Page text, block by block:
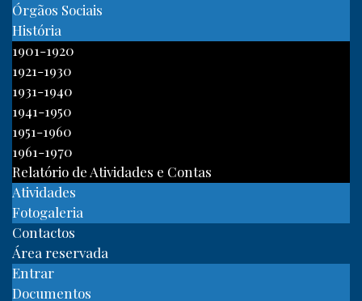
Órgãos Sociais
História
1901-1920
1921-1930
1931-1940
1941-1950
1951-1960
1961-1970
Relatório de Atividades e Contas
Atividades
Fotogaleria
Contactos
Área reservada
Entrar
Documentos